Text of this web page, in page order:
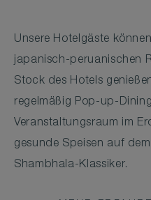
Unsere Hotelgäste
japanisch-peruanischen
Stock des Hotels
regelmäßig Pop-up-
Veranstaltungsraum im
gesunde Speisen auf
Shambhala-Klassiker.